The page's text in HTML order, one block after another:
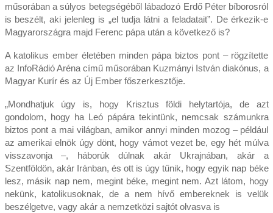
műsorában a súlyos betegségéből lábadozó Erdő Péter bíborosról
is beszélt, aki jelenleg is „el tudja látni a feladatait”. De érkezik-e
Magyarországra majd Ferenc pápa után a következő is?
A katolikus ember életében minden pápa biztos pont – rögzítette
az InfoRádió Aréna című műsorában Kuzmányi István diakónus, a
Magyar Kurír és az Új Ember főszerkesztője.
„Mondhatjuk úgy is, hogy Krisztus földi helytartója, de azt
gondolom, hogy ha Leó pápára tekintünk, nemcsak számunkra
biztos pont a mai világban, amikor annyi minden mozog – például
az amerikai elnök úgy dönt, hogy vámot vezet be, egy hét múlva
visszavonja –, háborúk dúlnak akár Ukrajnában, akár a
Szentföldön, akár Iránban, és ott is úgy tűnik, hogy egyik nap béke
lesz, másik nap nem, megint béke, megint nem. Azt látom, hogy
nekünk, katolikusoknak, de a nem hívő embereknek is velük
beszélgetve, vagy akár a nemzetközi sajtót olvasva is